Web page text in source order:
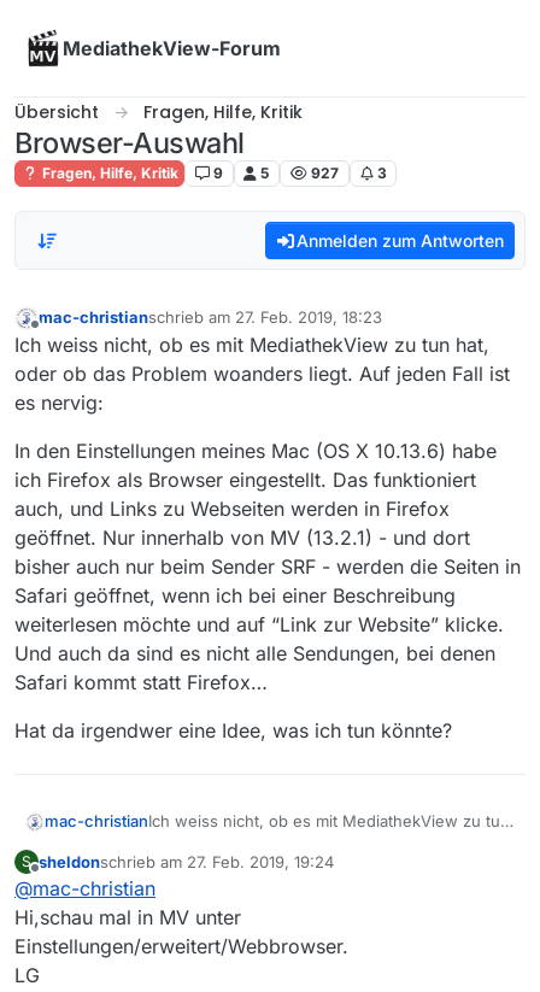
MediathekView-Forum
Übersicht Fragen, Hilfe, Kritik
Browser-Auswahl
Fragen, Hilfe, Kritik 9 5 927 3
Anmelden zum Antworten
Offline
mac-christianschrieb am 27. Feb. 2019, 18:23
zuletzt editiert von
Ich weiss nicht, ob es mit MediathekView zu tun hat,
oder ob das Problem woanders liegt. Auf jeden Fall ist
es nervig:
In den Einstellungen meines Mac (OS X 10.13.6) habe
ich Firefox als Browser eingestellt. Das funktioniert
auch, und Links zu Webseiten werden in Firefox
geöffnet. Nur innerhalb von MV (13.2.1) - und dort
bisher auch nur beim Sender SRF - werden die Seiten in
Safari geöffnet, wenn ich bei einer Beschreibung
weiterlesen möchte und auf “Link zur Website” klicke.
Und auch da sind es nicht alle Sendungen, bei denen
Safari kommt statt Firefox…
Hat da irgendwer eine Idee, was ich tun könnte?
mac-christianIch weiss nicht, ob es mit MediathekView zu tun
jeden Fall ist es nervig:
In den Einstellungen meines Mac (OS X 10.13.6)
habe ich Firefox als Browser eingestellt. Das
funktioniert auch, und Links zu Webseiten
werden in Firefox geöffnet. Nur innerhalb von
MV (13.2.1) - und dort bisher auch nur beim
Hat da irgendwer eine Idee, was ich tun könnte?
S sheldonschrieb am 27. Feb. 2019, 19:24
zuletzt editiert von
@mac-christian
Hi,schau mal in MV unter
Einstellungen/erweitert/Webbrowser.
LG